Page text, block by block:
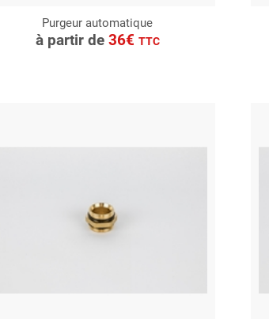
Purgeur automatique
à partir de 36€ TTC
CONSULTER
Demande de devis